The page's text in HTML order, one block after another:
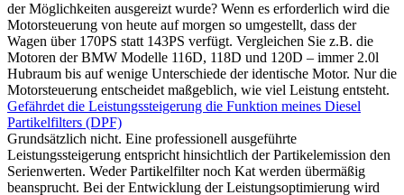
der Möglichkeiten ausgereizt wurde? Wenn es erforderlich wird die
Motorsteuerung von heute auf morgen so umgestellt, dass der
Wagen über 170PS statt 143PS verfügt. Vergleichen Sie z.B. die
Motoren der BMW Modelle 116D, 118D und 120D – immer 2.0l
Hubraum bis auf wenige Unterschiede der identische Motor. Nur die
Motorsteuerung entscheidet maßgeblich, wie viel Leistung entsteht.
Gefährdet die Leistungssteigerung die Funktion meines Diesel
Partikelfilters (DPF)
Grundsätzlich nicht. Eine professionell ausgeführte
Leistungssteigerung entspricht hinsichtlich der Partikelemission den
Serienwerten. Weder Partikelfilter noch Kat werden übermäßig
beansprucht. Bei der Entwicklung der Leistungsoptimierung wird